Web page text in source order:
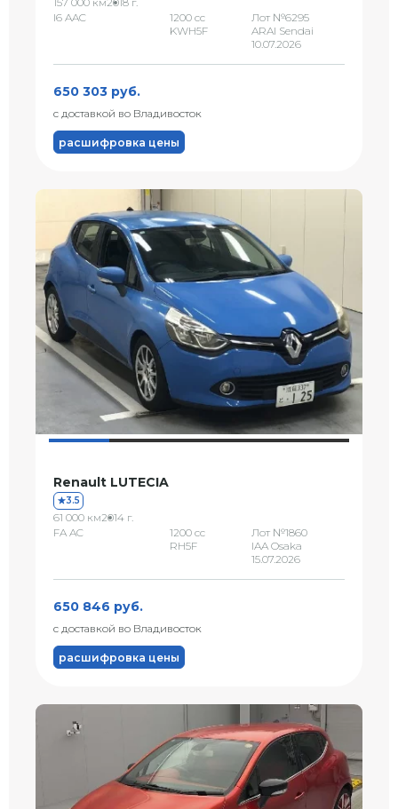
I6 AAC
1200 сс
KWH5F
Лот №6295
ARAI Sendai
10.07.2026
650 303 руб.
с доставкой во Владивосток
расшифровка цены
Renault LUTECIA
3.5
61 000 км2014 г.
FA AC
1200 сс
RH5F
Лот №1860
IAA Osaka
15.07.2026
650 846 руб.
с доставкой во Владивосток
расшифровка цены